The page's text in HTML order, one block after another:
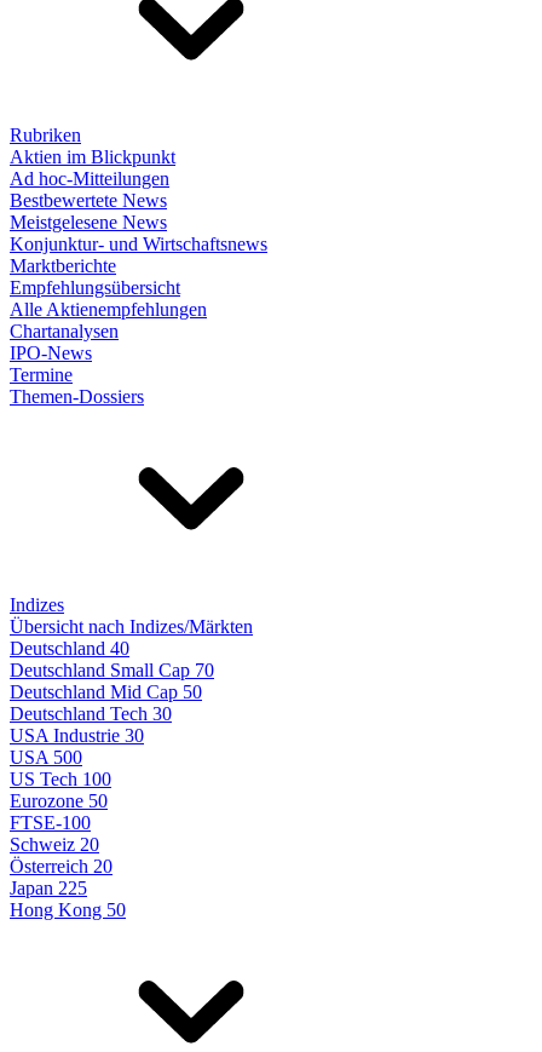
Rubriken
Aktien im Blickpunkt
Ad hoc-Mitteilungen
Bestbewertete News
Meistgelesene News
Konjunktur- und Wirtschaftsnews
Marktberichte
Empfehlungsübersicht
Alle Aktienempfehlungen
Chartanalysen
IPO-News
Termine
Themen-Dossiers
Indizes
Übersicht nach Indizes/Märkten
Deutschland 40
Deutschland Small Cap 70
Deutschland Mid Cap 50
Deutschland Tech 30
USA Industrie 30
USA 500
US Tech 100
Eurozone 50
FTSE-100
Schweiz 20
Österreich 20
Japan 225
Hong Kong 50